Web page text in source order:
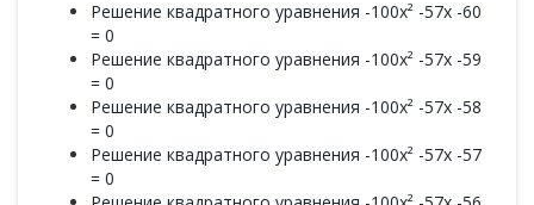
Решение квадратного уравнения -100x² -57x -60
= 0
Решение квадратного уравнения -100x² -57x -59
= 0
Решение квадратного уравнения -100x² -57x -58
= 0
Решение квадратного уравнения -100x² -57x -57
= 0